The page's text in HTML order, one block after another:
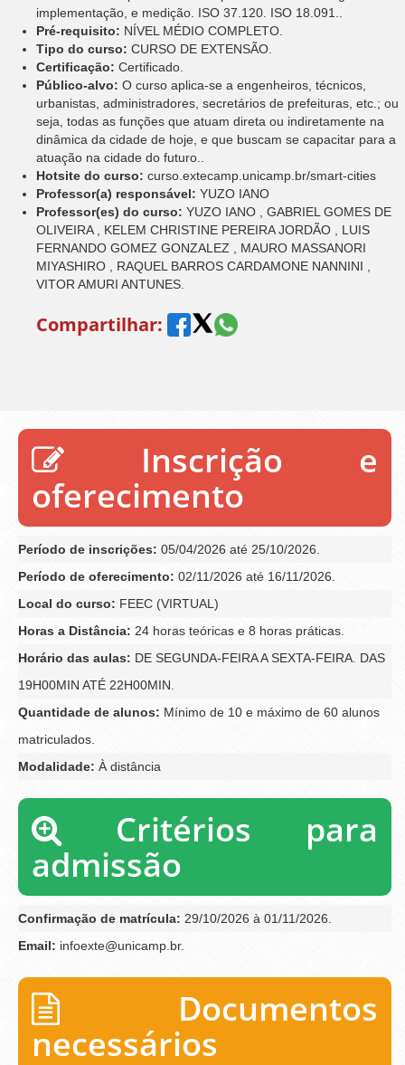
implementação, e medição. ISO 37.120. ISO 18.091..
Pré-requisito: NÍVEL MÉDIO COMPLETO.
Tipo do curso: CURSO DE EXTENSÃO.
Certificação: Certificado.
Público-alvo: O curso aplica-se a engenheiros, técnicos,
urbanistas, administradores, secretários de prefeituras, etc.; ou
seja, todas as funções que atuam direta ou indiretamente na
dinâmica da cidade de hoje, e que buscam se capacitar para a
atuação na cidade do futuro..
Hotsite do curso: curso.extecamp.unicamp.br/smart-cities
Professor(a) responsável: YUZO IANO
Professor(es) do curso: YUZO IANO , GABRIEL GOMES DE
OLIVEIRA , KELEM CHRISTINE PEREIRA JORDÃO , LUIS
FERNANDO GOMEZ GONZALEZ , MAURO MASSANORI
MIYASHIRO , RAQUEL BARROS CARDAMONE NANNINI ,
VITOR AMURI ANTUNES.
Compartilhar:
Inscrição e
oferecimento
Período de inscrições: 05/04/2026 até 25/10/2026.
Período de oferecimento: 02/11/2026 até 16/11/2026.
Local do curso: FEEC (VIRTUAL)
Horas a Distância: 24 horas teóricas e 8 horas práticas.
Horário das aulas: DE SEGUNDA-FEIRA A SEXTA-FEIRA. DAS
19H00MIN ATÉ 22H00MIN.
Quantidade de alunos: Mínimo de 10 e máximo de 60 alunos
matriculados.
Modalidade: À distância
Critérios para
admissão
Confirmação de matrícula: 29/10/2026 à 01/11/2026.
Email: infoexte@unicamp.br.
Documentos
necessários